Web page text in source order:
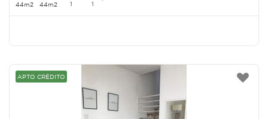
44m2 44m2 1 1
APTO CRÉDITO